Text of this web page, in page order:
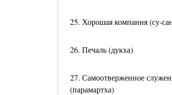
25. Хорошая компания (су-
26. Печаль (дукха)
27. Самоотверженное
(парамартха)